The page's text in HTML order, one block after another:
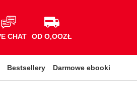
CHAT OD O,OOZŁ
Bestsellery Darmowe ebooki